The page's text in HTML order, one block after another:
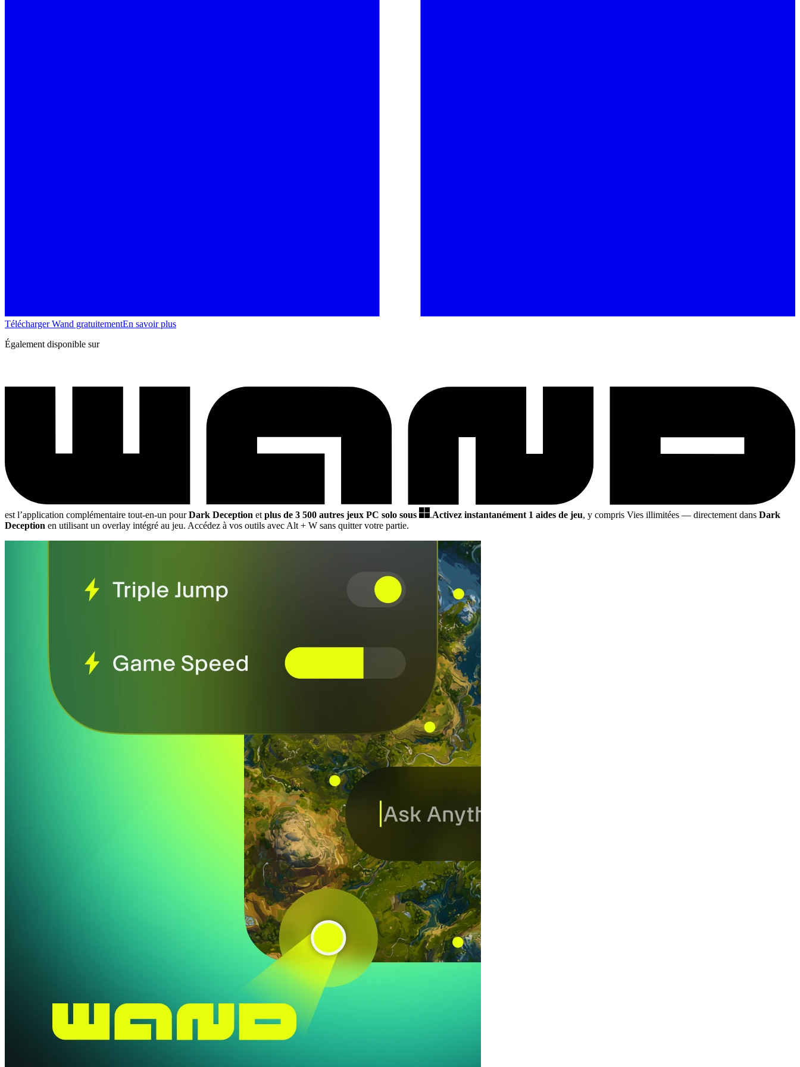
Télécharger Wand gratuitementEn savoir plus
Également disponible sur
est l’application complémentaire tout-en-un pourDark Deception et plus de 3 500 autres jeux PC solo sous .Activez instantanément 1 aides de jeu, y compris Vies illimitées — directement dans Dark
Deception en utilisant un overlay intégré au jeu. Accédez à vos outils avec Alt + W sans quitter votre partie.